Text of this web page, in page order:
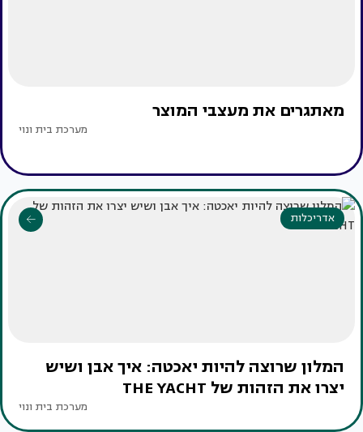
מאתגרים את מעצבי המוצר
מערכת בית ונוי
אדריכלות
המלון שרוצה להיות יאכטה: איך אבן ושיש
יצרו את הזהות של THE YACHT
מערכת בית ונוי